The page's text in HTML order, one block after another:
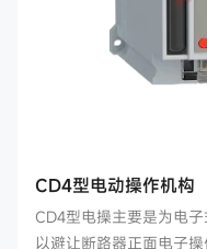
CD4型电动操作机构
CD4型电操主要是为电
以避让断路器正面电子